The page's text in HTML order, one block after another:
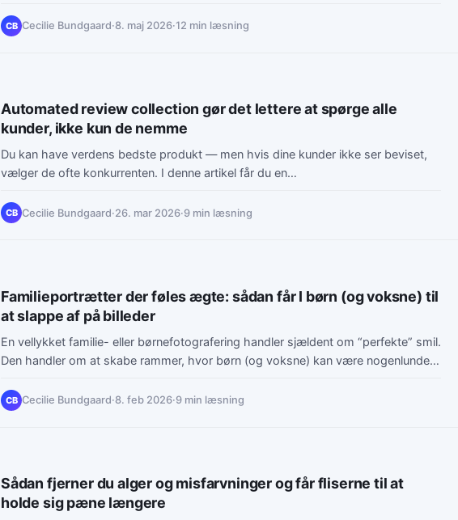
CB Cecilie Bundgaard·8. maj 2026·12 min læsning
Automated review collection gør det lettere at spørge alle
kunder, ikke kun de nemme
Du kan have verdens bedste produkt — men hvis dine kunder ikke ser beviset,
vælger de ofte konkurrenten. I denne artikel får du en…
CB Cecilie Bundgaard·26. mar 2026·9 min læsning
Familieportrætter der føles ægte: sådan får I børn (og voksne) til
at slappe af på billeder
En vellykket familie- eller børnefotografering handler sjældent om “perfekte” smil.
Den handler om at skabe rammer, hvor børn (og voksne) kan være nogenlunde
CB Cecilie Bundgaard·8. feb 2026·9 min læsning
Sådan fjerner du alger og misfarvninger og får fliserne til at
holde sig pæne længere